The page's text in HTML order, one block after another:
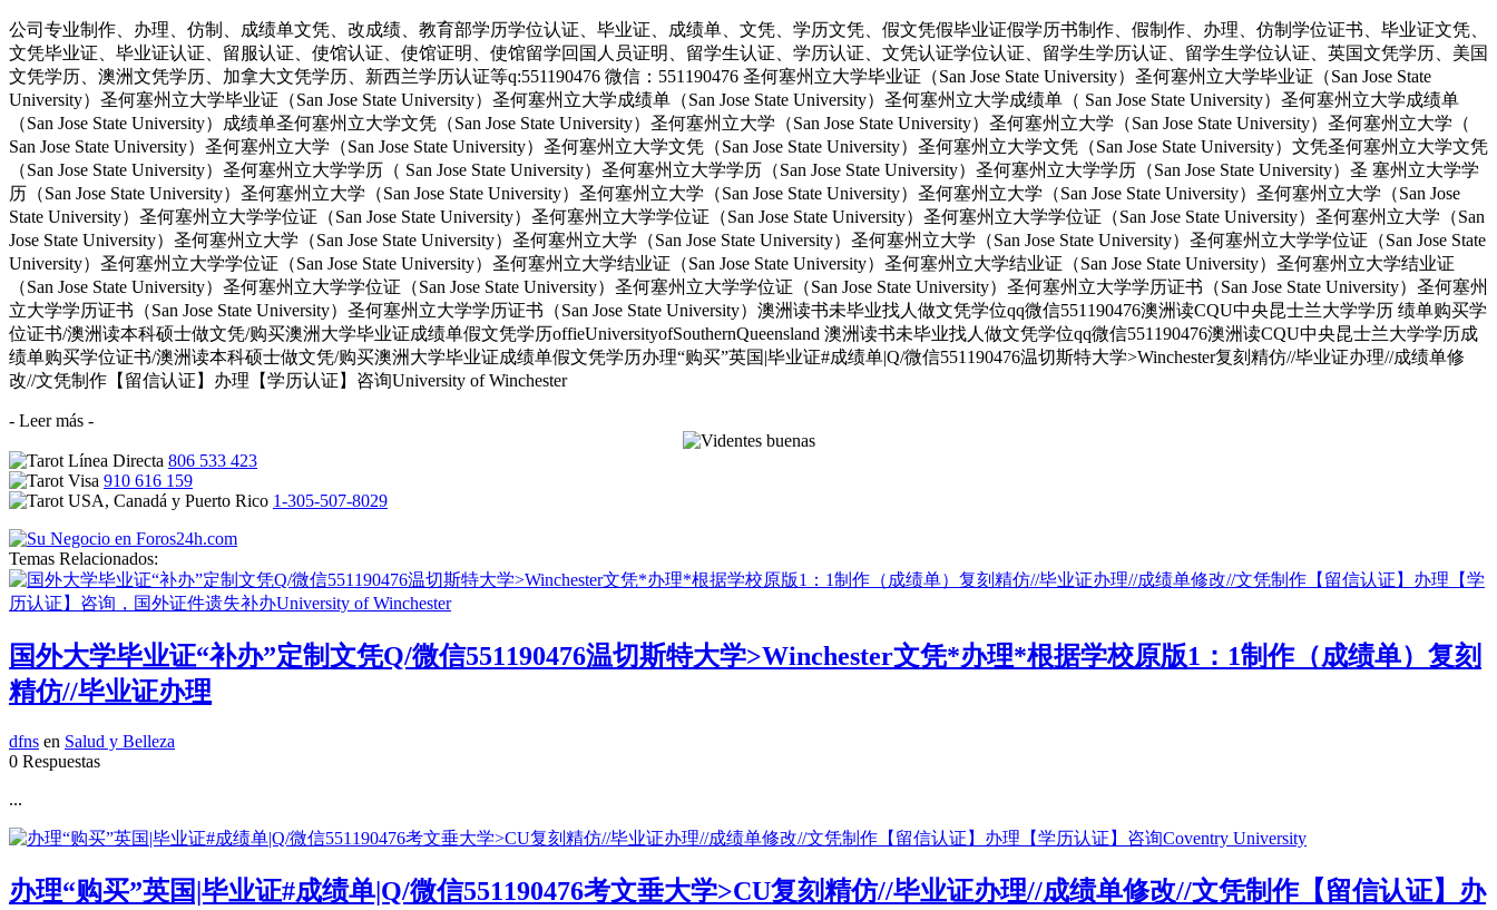
公司专业制作、办理、仿制、成绩单文凭、改成绩、教育部学历学位认证、毕业证、成绩单、文凭、学历文凭、假文凭假毕业证假学历书制作、假制作、办理、仿制学位证书、毕业证文凭、
文凭毕业证、毕业证认证、留服认证、使馆认证、使馆证明、使馆留学回国人员证明、留学生认证、学历认证、文凭认证学位认证、留学生学历认证、留学生学位认证、英国文凭学历、美国
文凭学历、澳洲文凭学历、加拿大文凭学历、新西兰学历认证等q:551190476 微信：551190476 圣何塞州立大学毕业证（San Jose State University）圣何塞州立大学毕业证（San Jose State
University）圣何塞州立大学毕业证（San Jose State University）圣何塞州立大学成绩单（San Jose State University）圣何塞州立大学成绩单（ San Jose State University）圣何塞州立大学成绩单
（San Jose State University）成绩单圣何塞州立大学文凭（San Jose State University）圣何塞州立大学（San Jose State University）圣何塞州立大学（San Jose State University）圣何塞州立大学（
San Jose State University）圣何塞州立大学（San Jose State University）圣何塞州立大学文凭（San Jose State University）圣何塞州立大学文凭（San Jose State University）文凭圣何塞州立大学文凭
（San Jose State University）圣何塞州立大学学历（ San Jose State University）圣何塞州立大学学历（San Jose State University）圣何塞州立大学学历（San Jose State University）圣 塞州立大学学
历（San Jose State University）圣何塞州立大学（San Jose State University）圣何塞州立大学（San Jose State University）圣何塞州立大学（San Jose State University）圣何塞州立大学（San Jose
State University）圣何塞州立大学学位证（San Jose State University）圣何塞州立大学学位证（San Jose State University）圣何塞州立大学学位证（San Jose State University）圣何塞州立大学（San
Jose State University）圣何塞州立大学（San Jose State University）圣何塞州立大学（San Jose State University）圣何塞州立大学（San Jose State University）圣何塞州立大学学位证（San Jose State
University）圣何塞州立大学学位证（San Jose State University）圣何塞州立大学结业证（San Jose State University）圣何塞州立大学结业证（San Jose State University）圣何塞州立大学结业证
（San Jose State University）圣何塞州立大学学位证（San Jose State University）圣何塞州立大学学位证（San Jose State University）圣何塞州立大学学历证书（San Jose State University）圣何塞州
立大学学历证书（San Jose State University）圣何塞州立大学学历证书（San Jose State University）澳洲读书未毕业找人做文凭学位qq微信551190476澳洲读CQU中央昆士兰大学学历 绩单购买学
位证书/澳洲读本科硕士做文凭/购买澳洲大学毕业证成绩单假文凭学历offieUniversityofSouthernQueensland 澳洲读书未毕业找人做文凭学位qq微信551190476澳洲读CQU中央昆士兰大学学历成
绩单购买学位证书/澳洲读本科硕士做文凭/购买澳洲大学毕业证成绩单假文凭学历办理“购买”英国|毕业证#成绩单|Q/微信551190476温切斯特大学>Winchester复刻精仿//毕业证办理//成绩单修
改//文凭制作【留信认证】办理【学历认证】咨询University of Winchester
- Leer más -
806 533 423
910 616 159
1-305-507-8029
Temas Relacionados:
国外大学毕业证“补办”定制文凭Q/微信551190476温切斯特大学>Winchester文凭*办理*根据学校原版1：1制作（成绩单）复刻
精仿//毕业证办理
dfns en Salud y Belleza
0 Respuestas
...
办理“购买”英国|毕业证#成绩单|Q/微信551190476考文垂大学>CU复刻精仿//毕业证办理//成绩单修改//文凭制作【留信认证】办